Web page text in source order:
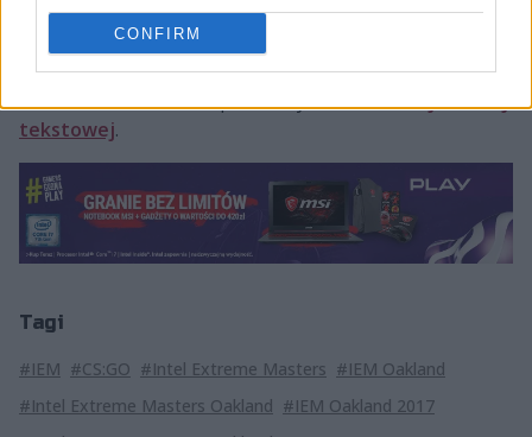
CONFIRM
Polskojęzyczną transmisję z obu spotkań oglądać
będzie można za pośrednictwem
Partnerem transmisji jest Play. Po więcej informacji na
temat zawodów zapraszamy donaszej relacji
tekstowej.
Tagi
#IEM #CS:GO #Intel Extreme Masters #IEM Oakland
#Intel Extreme Masters Oakland #IEM Oakland 2017